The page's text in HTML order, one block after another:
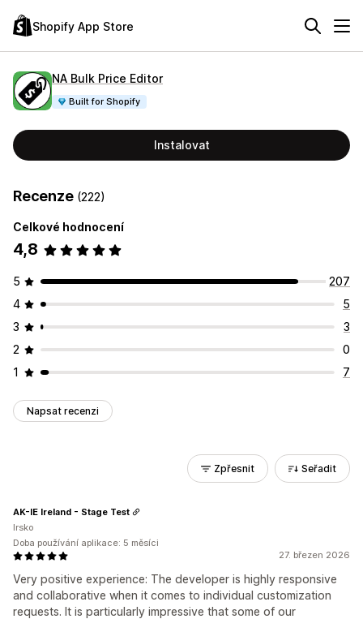
Shopify App Store
NA Bulk Price Editor
Built for Shopify
Instalovat
Recenze (222)
Celkové hodnocení
4,8
5
207
4
5
3
3
2
0
1
7
Napsat recenzi
Zpřesnit Seřadit
27. březen 2026
Very positive experience: The developer is highly responsive
and collaborative when it comes to individual customization
requests. It is particularly impressive that some of our
AK-IE Ireland - Stage Test
Irsko
Doba používání aplikace: 5 měsíci